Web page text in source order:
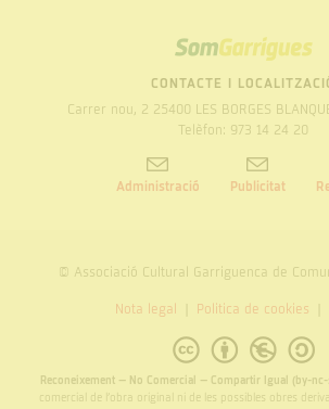
SOM
GARRIGUES
CONTACTE I
Carrer nou, 2 25400 LES BORGES
Telèfon: 973 14 24 20
Administració Publicitat
© Associació Cultural Garriguenca de
Nota legal Politica de cookies
Reconeixement – No Comercial – Compartir Igual (by-nc-
comercial de l’obra original ni de les possibles obres